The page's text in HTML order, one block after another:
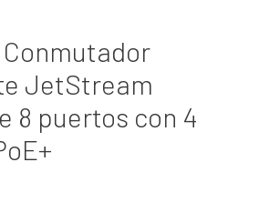
Conmutador
JetStream
8 puertos con 4